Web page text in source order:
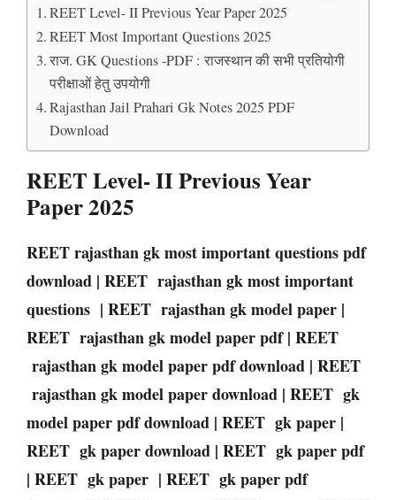
REET Level- II Previous Year Paper 2025
REET Most Important Questions 2025
राज. GK Questions -PDF : राजस्थान की सभी प्रतियोगी
परीक्षाओं हेतु उपयोगी
Rajasthan Jail Prahari Gk Notes 2025 PDF
Download
REET Level- II Previous Year
Paper 2025
REET rajasthan gk most important questions pdf
download | REET rajasthan gk most important
questions | REET rajasthan gk model paper |
REET rajasthan gk model paper pdf | REET
rajasthan gk model paper pdf download | REET
rajasthan gk model paper download | REET gk
model paper pdf download | REET gk paper |
REET gk paper download | REET gk paper pdf
| REET gk paper | REET gk paper pdf